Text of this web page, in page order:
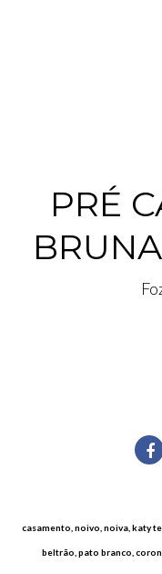
PRÉ
casamento, noivo, noiva, katy
beltrão, pato branco,